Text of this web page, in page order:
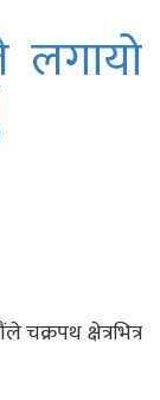
लगायो
चक्रपथ क्षेत्रभित्र